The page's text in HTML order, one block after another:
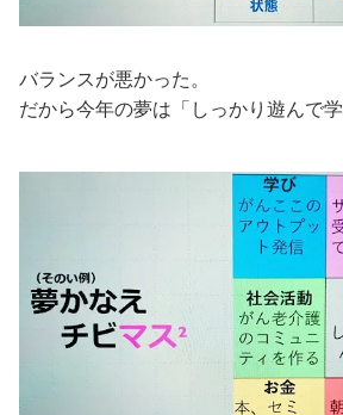
バランスが悪かった。
だから今年の夢は「しっかり遊んで学